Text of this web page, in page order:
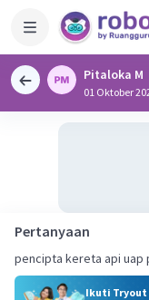
Pitaloka M
01 Oktober
Pertanyaan
pencipta kereta api uap
Ikuti Tryout